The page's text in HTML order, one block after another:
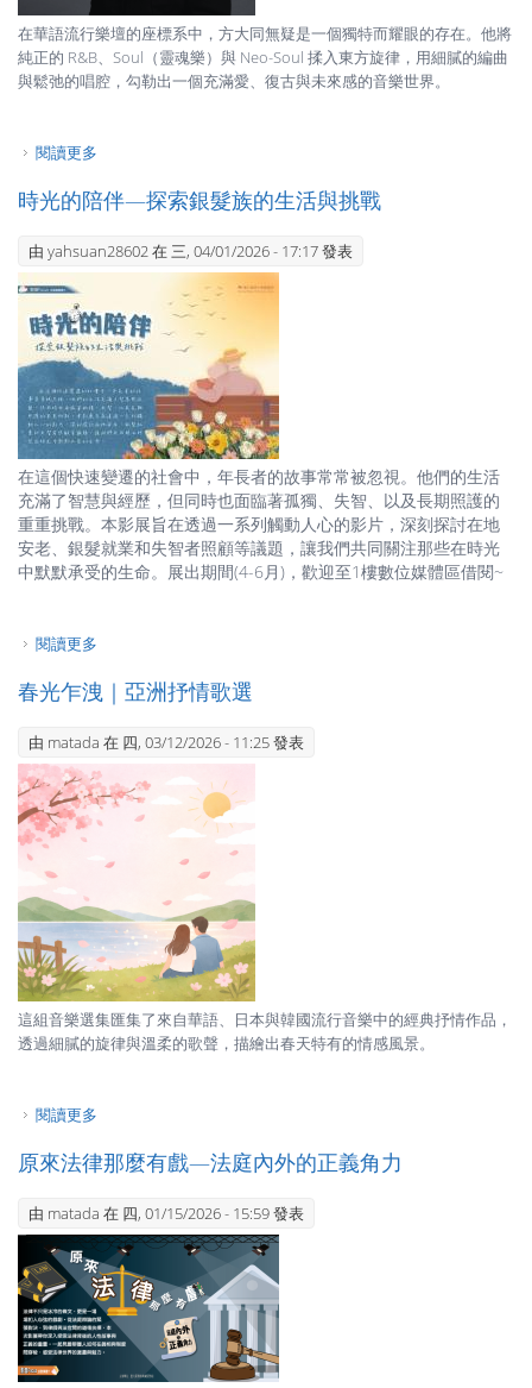
在華語流行樂壇的座標系中，方大同無疑是一個獨特而耀眼的存在。他將
純正的 R&B、Soul（靈魂樂）與 Neo-Soul 揉入東方旋律，用細膩的編曲
與鬆弛的唱腔，勾勒出一個充滿愛、復古與未來感的音樂世界。
閱讀更多
時光的陪伴—探索銀髮族的生活與挑戰
由 yahsuan28602在 三, 04/01/2026 - 17:17 發表
在這個快速變遷的社會中，年長者的故事常常被忽視。他們的生活
充滿了智慧與經歷，但同時也面臨著孤獨、失智、以及長期照護的
重重挑戰。本影展旨在透過一系列觸動人心的影片，深刻探討在地
安老、銀髮就業和失智者照顧等議題，讓我們共同關注那些在時光
中默默承受的生命。展出期間(4-6月)，歡迎至1樓數位媒體區借閱~
閱讀更多
春光乍洩｜亞洲抒情歌選
由 matada 在 四, 03/12/2026 - 11:25 發表
這組音樂選集匯集了來自華語、日本與韓國流行音樂中的經典抒情作品，
透過細膩的旋律與溫柔的歌聲，描繪出春天特有的情感風景。
閱讀更多
原來法律那麼有戲—法庭內外的正義角力
由 matada 在 四, 01/15/2026 - 15:59 發表